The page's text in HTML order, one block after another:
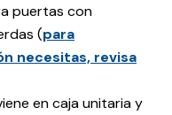
puertas con
(para
necesitas, revisa
en caja unitaria y